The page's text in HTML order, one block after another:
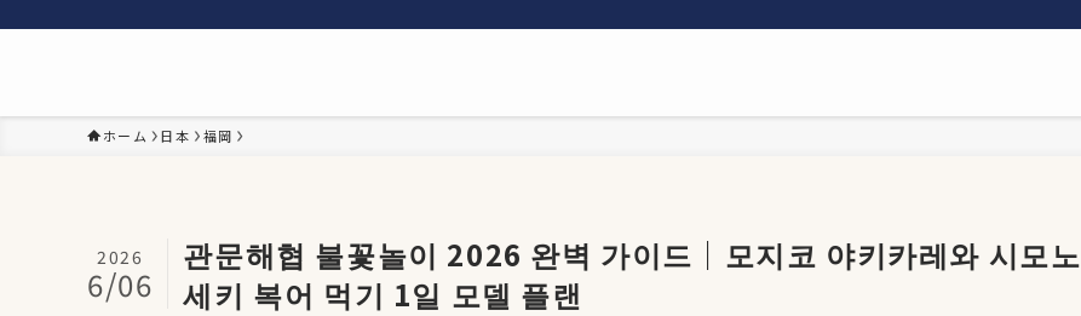
ホーム 日本 福岡
관문해협 불꽃놀이 2026 완벽 가이드｜모지코 야키카레와 시모노
세키 복어 먹기 1일 모델 플랜
2026
6/06